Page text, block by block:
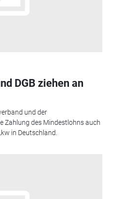
DGB ziehen an
und der
Zahlung des Mindestlohns auch
in Deutschland.